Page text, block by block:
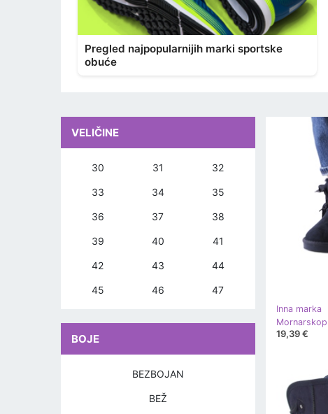
Pregled najpopularnijih marki sportske
obuće
Inna marka
19,39 €
VELIČINE
30 31 32
33 34 35
36 37 38
39 40 41
42 43 44
45 46 47
BOJE
BEZBOJAN
BEŽ